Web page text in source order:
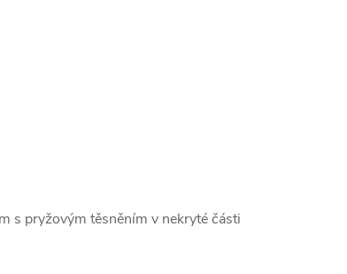
s pryžovým těsněním v nekryté části